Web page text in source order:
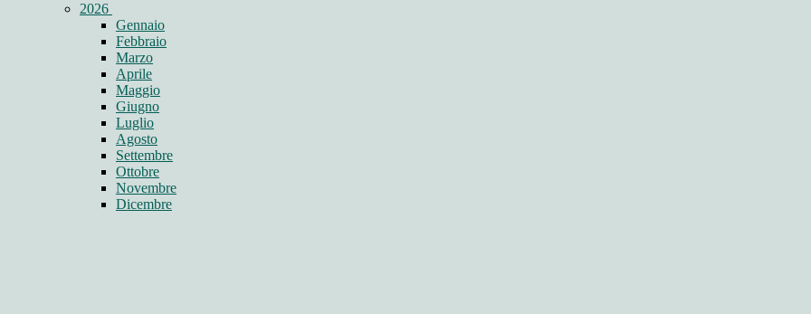
2026
Gennaio
Febbraio
Marzo
Aprile
Maggio
Giugno
Luglio
Agosto
Settembre
Ottobre
Novembre
Dicembre